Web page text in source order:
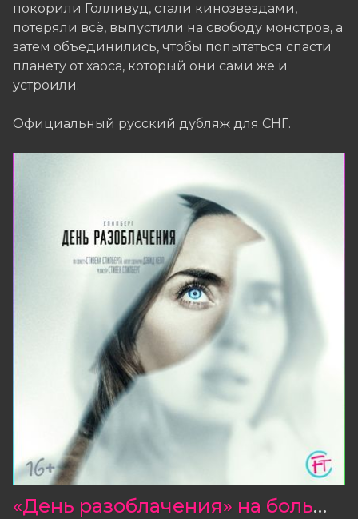
покорили Голливуд, стали кинозвездами,
потеряли всё, выпустили на свободу монстров, а
затем объединились, чтобы попытаться спасти
планету от хаоса, который они сами же и
устроили.
Официальный русский дубляж для СНГ.
«День разоблачения» на большом экране!